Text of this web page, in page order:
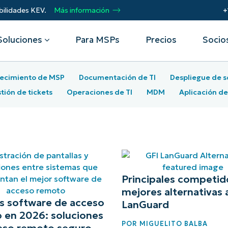
KEV. Más información
vulnerabilidades
dispositivos móviles
activos de TI
Integraciones
ServiceNow
Ver todas las
integraciones
Por departamento
Infraestructura
Para MSPs Precios
en socio MSP de NinjaOne.
Socios de alianza tecnológica
Únete a la alianza. Eleva tu marca.
Aumenta el valor para el cliente.
Script Hub
Historias de éxito
Podcast
de MSP Documentación de TI Despliegue de
de tickets Operaciones de TI MDM Aplicación
software de acceso
en 2026: soluciones
Principales
mejores alternativas
LanGuard
POR MIGUELITO BALBA